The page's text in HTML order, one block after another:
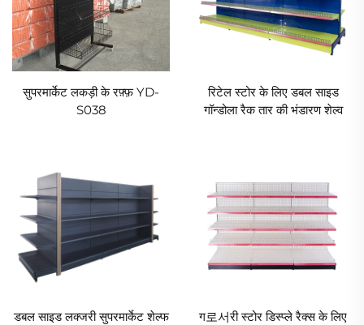
सुपरमार्केट लकड़ी के रफ़्फ़ YD-
S038
रिटेल स्टोर के लिए डबल साइड
गॉन्डोला रैक तार की भंडारण शेल्व
डबल साइड लक्जरी सुपरमार्केट शेल्फ
ग로서री स्टोर डिस्प्ले रैक्स के लिए